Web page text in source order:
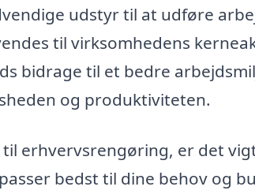
udstyr til at udføre
til virksomhedens
bidrage til et bedre
og produktiviteten.
erhvervsrengøring, er det
bedst til dine behov og